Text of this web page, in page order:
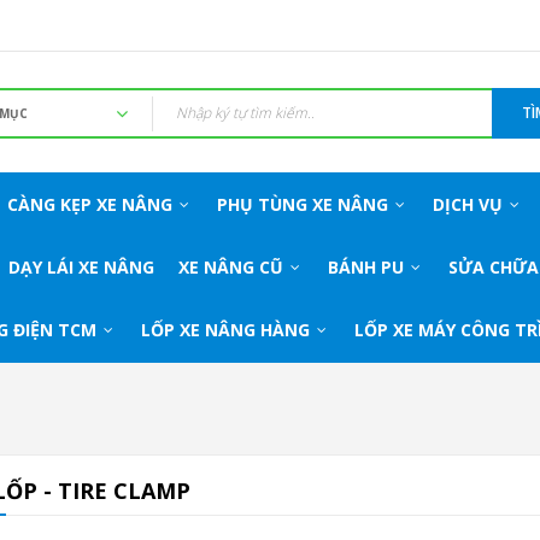
CÀNG KẸP XE NÂNG PHỤ TÙNG XE NÂNG DỊCH VỤ
DẠY LÁI XE NÂNG XE NÂNG CŨ BÁNH PU SỬA
ĐIỆN TCM LỐP XE NÂNG HÀNG LỐP XE MÁY CÔNG
- TIRE CLAMP